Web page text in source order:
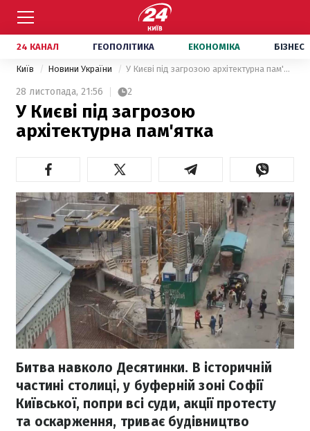
24 КАНАЛ ГЕОПОЛІТИКА ЕКОНОМІКА БІЗНЕС
Київ Новини України У Києві під загрозою архітектурна пам'ятка
28 листопада, 21:56 2
У Києві під загрозою
архітектурна пам'ятка
Битва навколо Десятинки. В історичній
частині столиці, у буферній зоні Софії
Київської, попри всі суди, акції протесту
та оскарження, триває будівництво